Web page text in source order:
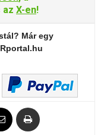
az X-en!
Már egy